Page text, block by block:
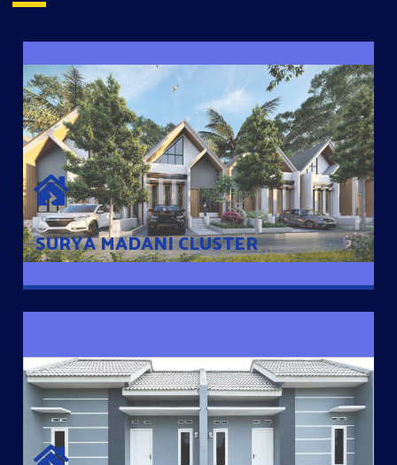
SURYA MADANI CLUSTER
SURYA MADANI CLUSTER
Desain Modern Minimalis dengan Konsep Rumah Pintar
Sehingga Memudahkan Penghuni mengakses rumahnya
dengan Ponsel
SURYA MADANI DUA
Satu-satunya Hunian nyaman dengan harga subsidi hanya 100
jutaan dengan lokasi strategis di Tuban